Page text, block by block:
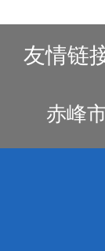
友情链
赤峰